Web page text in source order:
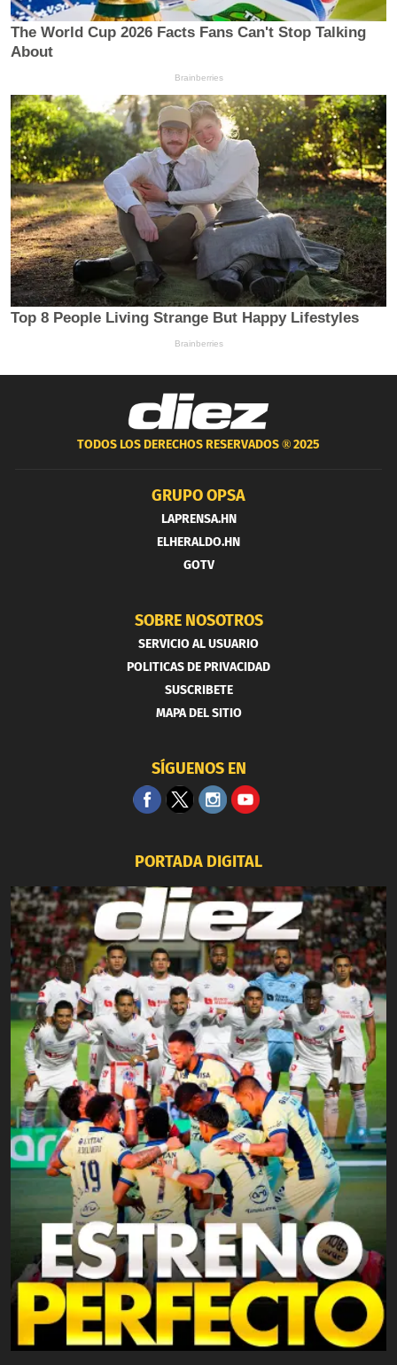
TODOS LOS DERECHOS RESERVADOS ®2025
GRUPO OPSA
LAPRENSA.HN
ELHERALDO.HN
GOTV
SOBRE NOSOTROS
SERVICIO AL USUARIO
POLITICAS DE PRIVACIDAD
SUSCRIBETE
MAPA DEL SITIO
SÍGUENOS EN
PORTADA DIGITAL